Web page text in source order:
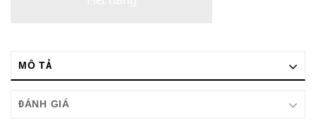
MÔ TẢ
ĐÁNH GIÁ